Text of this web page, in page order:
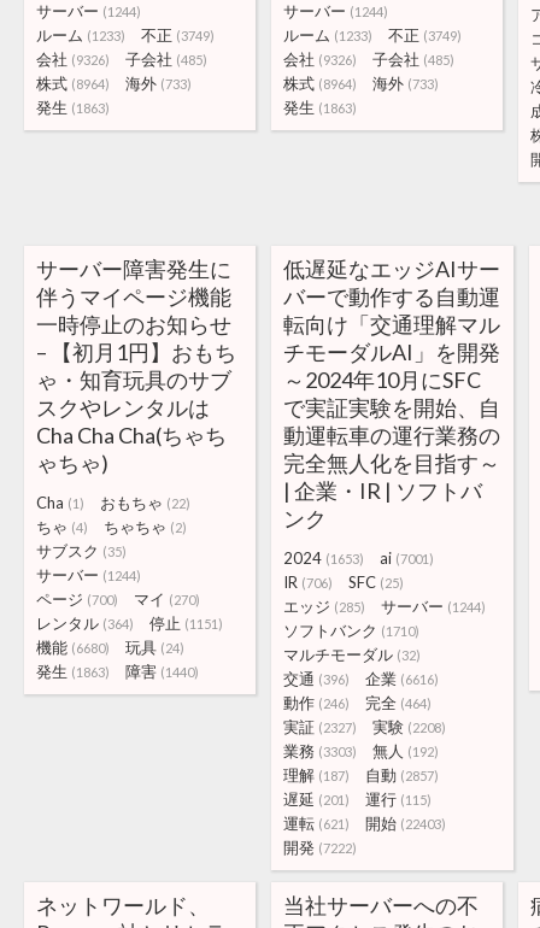
サーバー (1244)
ルーム (1233) 不正 (3749)
会社 (9326) 子会社 (485)
株式 (8964) 海外 (733)
発生 (1863)
サーバー (1244)
ルーム (1233) 不正 (3749)
会社 (9326) 子会社 (485)
株式 (8964) 海外 (733)
発生 (1863)
サーバー障害発生に
伴うマイページ機能
一時停止のお知らせ
– 【初月1円】おもち
ゃ・知育玩具のサブ
スクやレンタルは
Cha Cha Cha(ちゃち
ゃちゃ)
Cha (1) おもちゃ (22)
ちゃ (4) ちゃちゃ (2)
サブスク (35)
サーバー (1244)
ページ (700) マイ (270)
レンタル (364) 停止 (1151)
機能 (6680) 玩具 (24)
発生 (1863) 障害 (1440)
低遅延なエッジAIサー
バーで動作する自動運
転向け「交通理解マル
チモーダルAI」を開発
～2024年10月にSFC
で実証実験を開始、自
動運転車の運行業務の
完全無人化を目指す～
| 企業・IR | ソフトバ
ンク
2024 (1653) ai (7001)
IR (706) SFC (25)
エッジ (285) サーバー (1244)
ソフトバンク (1710)
マルチモーダル (32)
交通 (396) 企業 (6616)
動作 (246) 完全 (464)
実証 (2327) 実験 (2208)
業務 (3303) 無人 (192)
理解 (187) 自動 (2857)
遅延 (201) 運行 (115)
運転 (621) 開始 (22403)
開発 (7222)
ネットワールド、
当社サーバーへの不